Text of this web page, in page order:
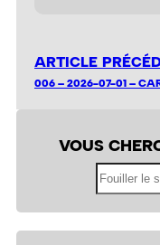
ARTICLE
006 – 2026-07-01 –
VOUS